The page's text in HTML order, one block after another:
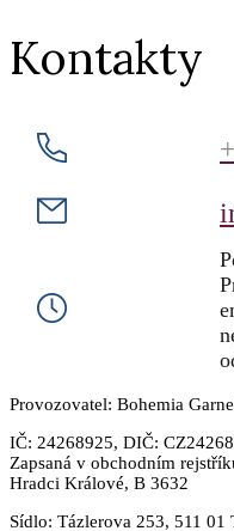
Kontakty
Provozovatel: Bohemia
IČ: 24268925, DIČ:
Zapsaná v obchodním
Hradci Králové, B 3632
Sídlo: Tázlerova 253, 511 01